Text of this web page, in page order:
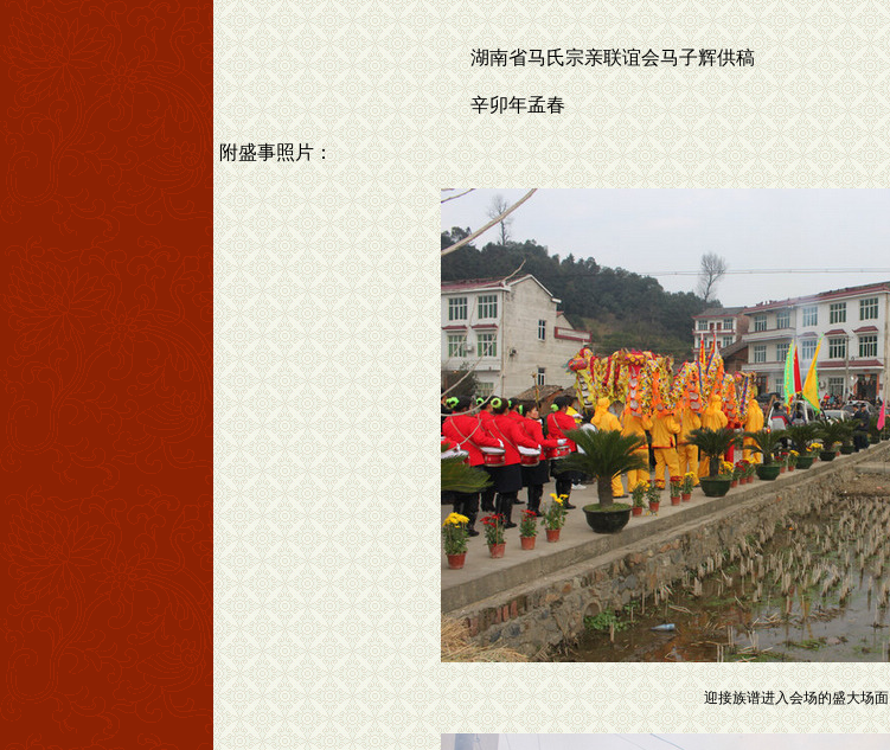
湖南省马氏宗亲联谊会马子辉供稿
辛卯年孟春
附盛事照片：
迎接族谱进入会场的盛大场面